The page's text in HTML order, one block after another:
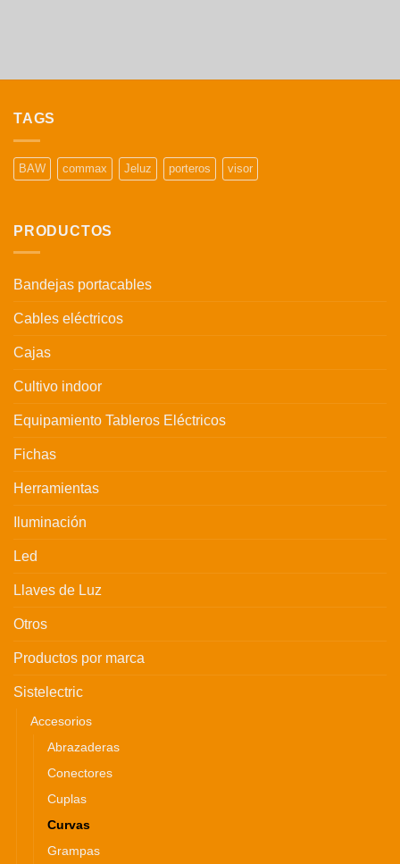
TAGS
BAW commax Jeluz porteros visor
PRODUCTOS
Bandejas portacables
Cables eléctricos
Cajas
Cultivo indoor
Equipamiento Tableros Eléctricos
Fichas
Herramientas
Iluminación
Led
Llaves de Luz
Otros
Productos por marca
Sistelectric
Accesorios
Abrazaderas
Conectores
Cuplas
Curvas
Grampas